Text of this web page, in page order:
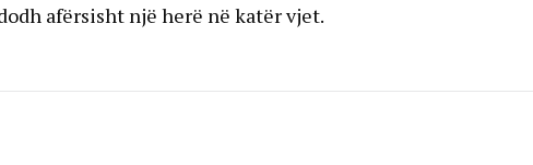
afërsisht një herë në katër vjet.